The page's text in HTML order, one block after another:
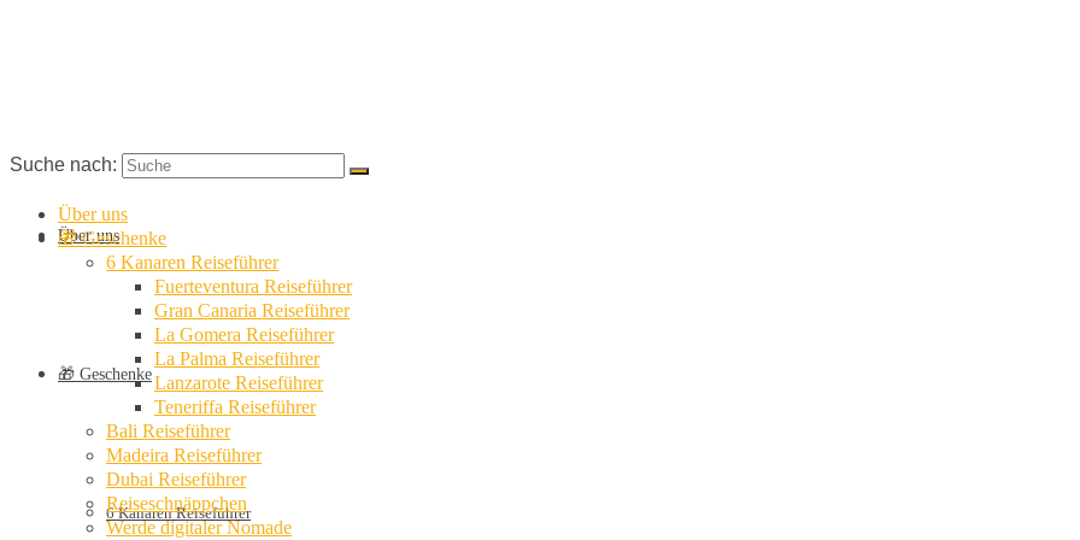
Über uns
🎁 Geschenke
6 Kanaren Reiseführer
Suche nach:
Über uns
🎁 Geschenke
6 Kanaren Reiseführer
Fuerteventura Reiseführer
Gran Canaria Reiseführer
La Gomera Reiseführer
La Palma Reiseführer
Lanzarote Reiseführer
Teneriffa Reiseführer
Bali Reiseführer
Madeira Reiseführer
Dubai Reiseführer
Reiseschnäppchen
Werde digitaler Nomade